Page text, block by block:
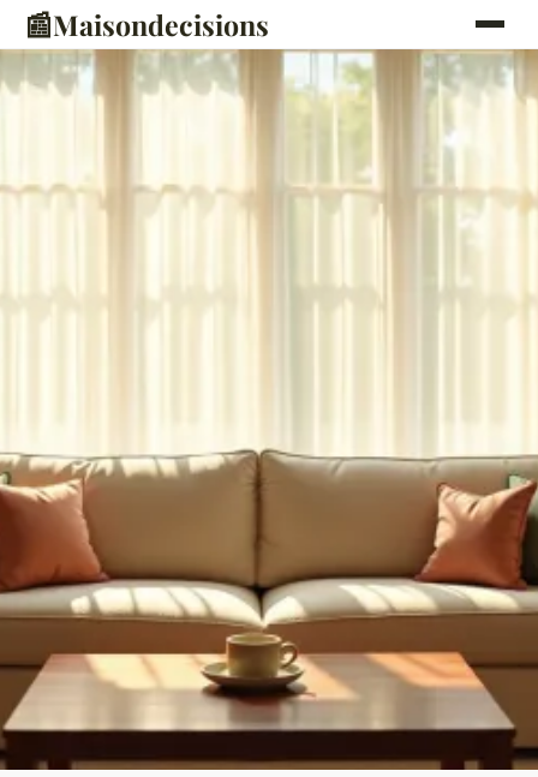
📰Maisondecisions